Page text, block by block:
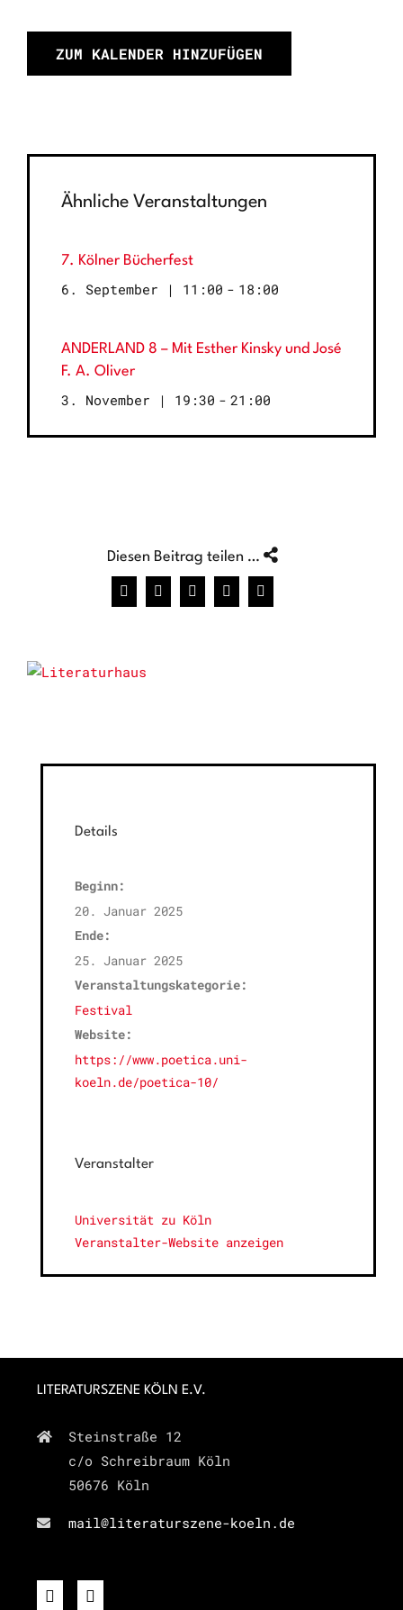
ZUM KALENDER HINZUFÜGEN
Ähnliche Veranstaltungen
7. Kölner Bücherfest
6. September | 11:00 - 18:00
ANDERLAND 8 – Mit Esther Kinsky und José
F. A. Oliver
3. November | 19:30 - 21:00
Diesen Beitrag teilen …
Facebook
X WhatsAppPinterest
E-
Mail
Details
Beginn:
20. Januar 2025
Ende:
25. Januar 2025
Veranstaltungskategorie:
Festival
Website:
https://www.poetica.uni-
koeln.de/poetica-10/
Veranstalter
Universität zu Köln
Veranstalter-Website anzeigen
LITERATURSZENE KÖLN E.V.
Steinstraße 12
c/o Schreibraum Köln
50676 Köln
mail@literaturszene-koeln.de